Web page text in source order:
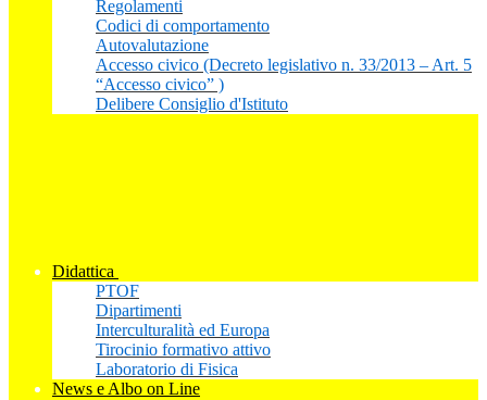
Regolamenti
Codici di comportamento
Autovalutazione
Accesso civico (Decreto legislativo n. 33/2013 – Art. 5
“Accesso civico” )
Delibere Consiglio d'Istituto
Didattica
PTOF
Dipartimenti
Interculturalità ed Europa
Tirocinio formativo attivo
Laboratorio di Fisica
News e Albo on Line